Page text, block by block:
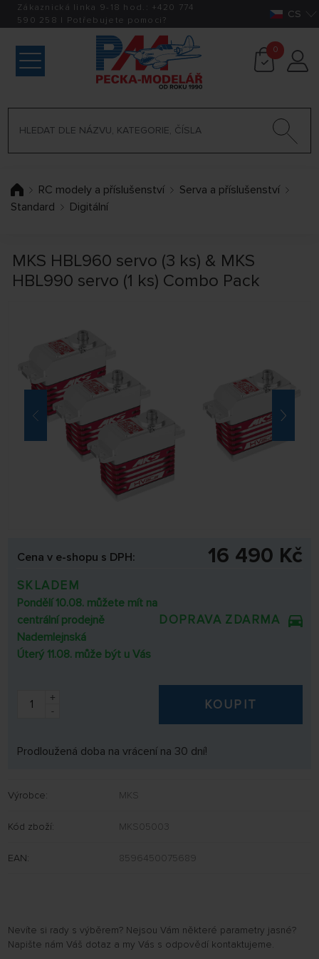
Zákaznická linka 9-18 hod.: +420 774
590 258 | Potřebujete pomoci? CS
0
RC modely a příslušenství
Serva a příslušenství
Standard
Digitální
MKS HBL960 servo (3 ks) & MKS
HBL990 servo (1 ks) Combo Pack
Cena v e-shopu s DPH: 16 490 Kč
SKLADEM
Pondělí 10.08. můžete mít na
centrální prodejně
Nademlejnská
Úterý 11.08. může být u Vás
DOPRAVA ZDARMA
+
-
KOUPIT
Prodloužená doba na vrácení na 30 dní!
Výrobce: MKS
Kód zboží: MKS05003
EAN: 8596450075689
Nevíte si rady s výběrem? Nejsou Vám některé parametry jasné?
Napište nám Váš dotaz a my Vás s odpovědí kontaktujeme.